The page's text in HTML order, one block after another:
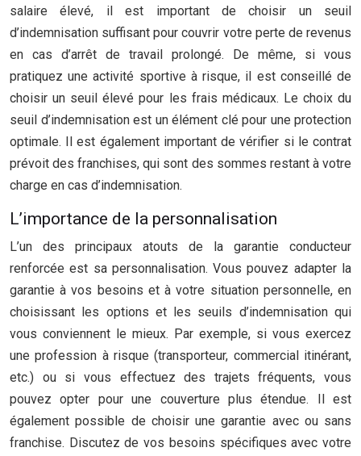
salaire élevé, il est important de choisir un seuil
d’indemnisation suffisant pour couvrir votre perte de revenus
en cas d’arrêt de travail prolongé. De même, si vous
pratiquez une activité sportive à risque, il est conseillé de
choisir un seuil élevé pour les frais médicaux. Le choix du
seuil d’indemnisation est un élément clé pour une protection
optimale. Il est également important de vérifier si le contrat
prévoit des franchises, qui sont des sommes restant à votre
charge en cas d’indemnisation.
L’importance de la personnalisation
L’un des principaux atouts de la garantie conducteur
renforcée est sa personnalisation. Vous pouvez adapter la
garantie à vos besoins et à votre situation personnelle, en
choisissant les options et les seuils d’indemnisation qui
vous conviennent le mieux. Par exemple, si vous exercez
une profession à risque (transporteur, commercial itinérant,
etc.) ou si vous effectuez des trajets fréquents, vous
pouvez opter pour une couverture plus étendue. Il est
également possible de choisir une garantie avec ou sans
franchise. Discutez de vos besoins spécifiques avec votre